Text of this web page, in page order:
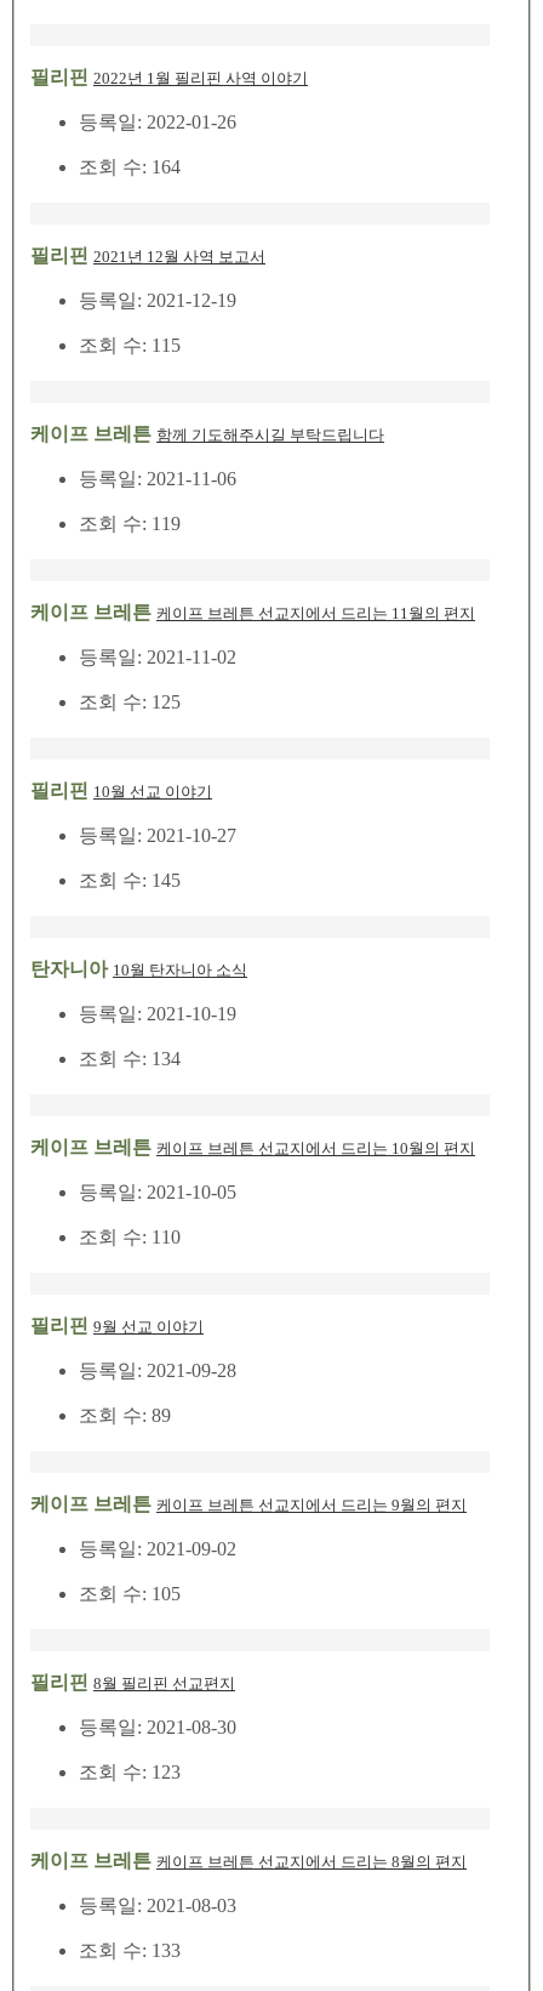
필리핀 2022년 1월 필리핀 사역 이야기
등록일: 2022-01-26
조회 수: 164
필리핀 2021년 12월 사역 보고서
등록일: 2021-12-19
조회 수: 115
케이프 브레튼 함께 기도해주시길 부탁드립니다
등록일: 2021-11-06
조회 수: 119
케이프 브레튼 케이프 브레튼 선교지에서 드리는 11월의 편지
등록일: 2021-11-02
조회 수: 125
필리핀 10월 선교 이야기
등록일: 2021-10-27
조회 수: 145
탄자니아 10월 탄자니아 소식
등록일: 2021-10-19
조회 수: 134
케이프 브레튼 케이프 브레튼 선교지에서 드리는 10월의 편지
등록일: 2021-10-05
조회 수: 110
필리핀 9월 선교 이야기
등록일: 2021-09-28
조회 수: 89
케이프 브레튼 케이프 브레튼 선교지에서 드리는 9월의 편지
등록일: 2021-09-02
조회 수: 105
필리핀 8월 필리핀 선교편지
등록일: 2021-08-30
조회 수: 123
케이프 브레튼 케이프 브레튼 선교지에서 드리는 8월의 편지
등록일: 2021-08-03
조회 수: 133